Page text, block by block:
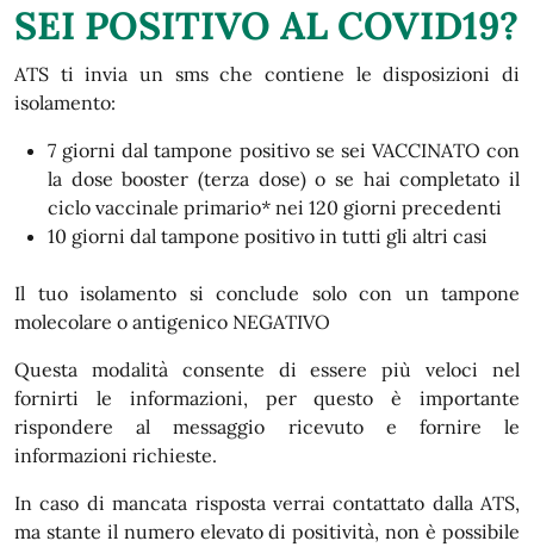
SEI POSITIVO AL COVID19?
ATS ti invia un sms che contiene le disposizioni di
isolamento:
7 giorni dal tampone positivo se sei VACCINATO con
la dose booster (terza dose) o se hai completato il
ciclo vaccinale primario* nei 120 giorni precedenti
10 giorni dal tampone positivo in tutti gli altri casi
Il tuo isolamento si conclude solo con un tampone
molecolare o antigenico NEGATIVO
Questa modalità consente di essere più veloci nel
fornirti le informazioni, per questo è importante
rispondere al messaggio ricevuto e fornire le
informazioni richieste.
In caso di mancata risposta verrai contattato dalla ATS,
ma stante il numero elevato di positività, non è possibile